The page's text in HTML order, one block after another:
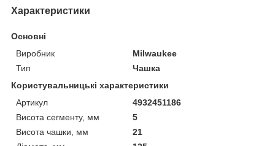
Характеристики
Основні
Виробник
Milwaukee
Тип
Чашка
Користувальницькі характеристики
Артикул
4932451186
Висота сегменту, мм
5
Висота чашки, мм
21